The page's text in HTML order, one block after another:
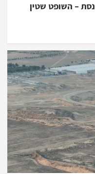
– השופט שטין